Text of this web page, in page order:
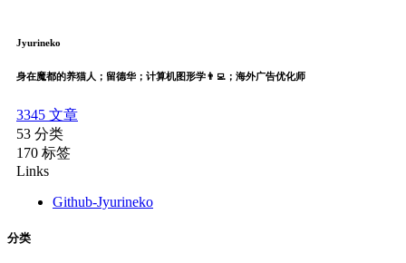
Jyurineko
身在魔都的养猫人；留德华；计算机图形学👨‍💻；海外广告优化师
3345 文章
53 分类
170 标签
Links
Github-Jyurineko
分类